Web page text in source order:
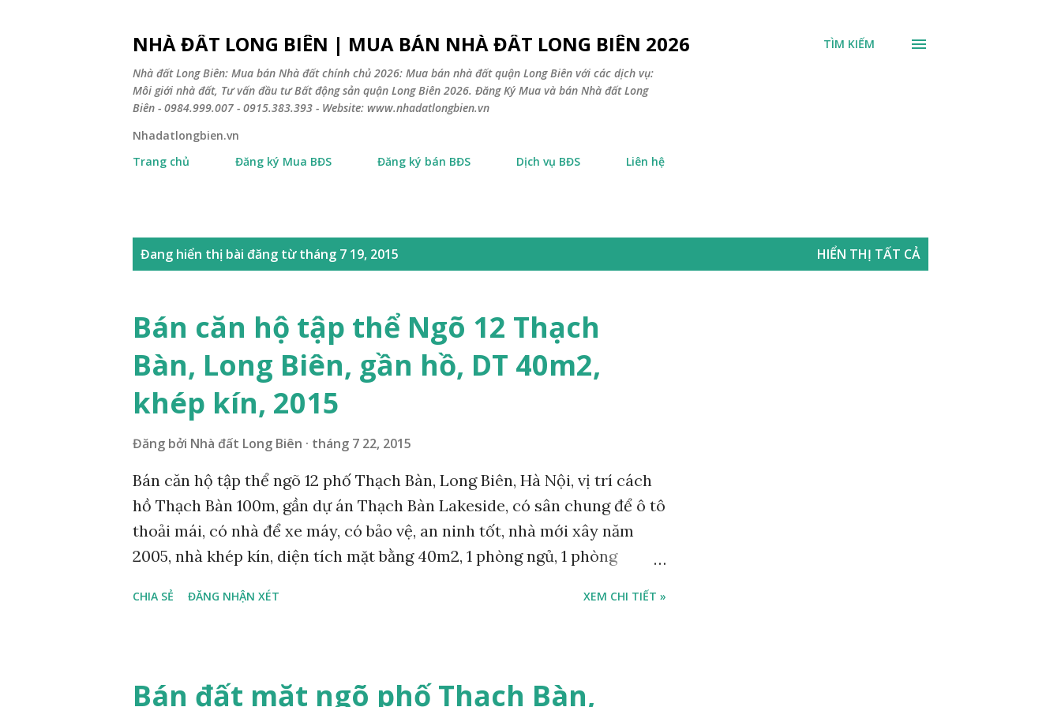
NHÀ ĐẤT LONG BIÊN | MUA BÁN NHÀ ĐẤT LONG BIÊN 2026
Nhà đất Long Biên: Mua bán Nhà đất chính chủ 2026: Mua bán nhà đất quận Long Biên với các dịch vụ:
Môi giới nhà đất, Tư vấn đầu tư Bất động sản quận Long Biên 2026. Đăng Ký Mua và bán Nhà đất Long
Biên - 0984.999.007 - 0915.383.393 - Website: www.nhadatlongbien.vn
TÌM KIẾM
Nhadatlongbien.vn
Trang chủ
Đăng ký Mua BĐS Đăng ký bán BĐS Dịch vụ BĐS Liên hệ
Đang hiển thị bài đăng từ tháng 7 19, 2015 HIỂN THỊ TẤT CẢ
Bán căn hộ tập thể Ngõ 12 Thạch
Bàn, Long Biên, gần hồ, DT 40m2,
khép kín, 2015
Đăng bởi Nhà đất Long Biên tháng 7 22, 2015
Bán căn hộ tập thể ngõ 12 phố Thạch Bàn, Long Biên, Hà Nội, vị trí cách
hồ Thạch Bàn 100m, gần dự án Thạch Bàn Lakeside, có sân chung để ô tô
thoải mái, có nhà để xe máy, có bảo vệ, an ninh tốt, nhà mới xây năm
2005, nhà khép kín, diện tích mặt bằng 40m2, 1 phòng ngủ, 1 phòng
mua. Mua bán nhanh chóng, giao nhà ngay, giá bán 650 triệu. Liên hệ:
quận Long Biên. Nhận Đăng ký mua nhà đất – Đăng ký Bán nhà đất tại
CHIA SẺ ĐĂNG NHẬN XÉT XEM CHI TIẾT »
Bán đất mặt ngõ phố Thạch Bàn,